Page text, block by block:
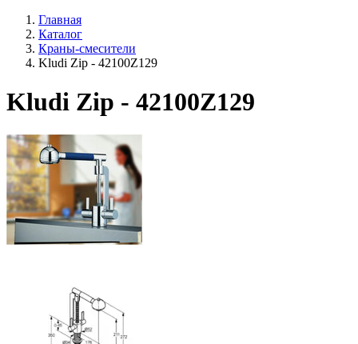
Главная
Каталог
Краны-смесители
Kludi Zip - 42100Z129
Kludi Zip - 42100Z129